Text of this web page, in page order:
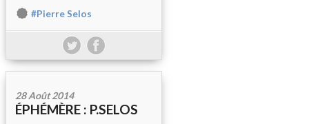
#Pierre Selos
28 Août 2014
ÉPHÉMÈRE : P.SELOS